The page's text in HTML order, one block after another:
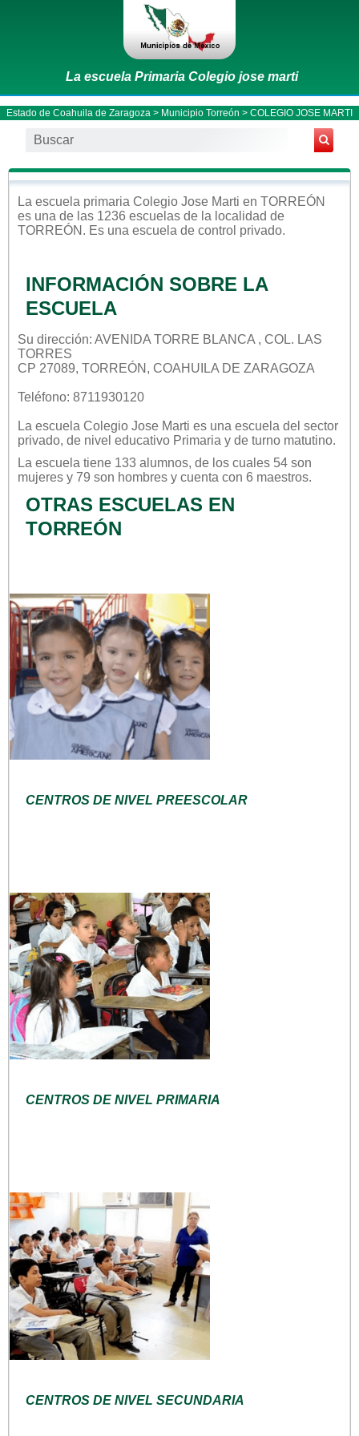
La escuela Primaria Colegio jose marti
Estado de Coahuila de Zaragoza > Municipio Torreón > COLEGIO JOSE MARTI
La escuela primaria Colegio Jose Marti en TORREÓN
es una de las 1236 escuelas de la localidad de
TORREÓN . Es una escuela de control privado.
INFORMACIÓN SOBRE LA
ESCUELA
Su dirección: AVENIDA TORRE BLANCA , COL. LAS
TORRES
CP 27089, TORREÓN, COAHUILA DE ZARAGOZA
Teléfono: 8711930120
La escuela Colegio Jose Marti es una escuela del sector
privado, de nivel educativo Primaria y de turno matutino.
La escuela tiene 133 alumnos, de los cuales 54 son
mujeres y 79 son hombres y cuenta con 6 maestros.
OTRAS ESCUELAS EN
TORREÓN
CENTROS DE NIVEL PREESCOLAR
CENTROS DE NIVEL PRIMARIA
CENTROS DE NIVEL SECUNDARIA